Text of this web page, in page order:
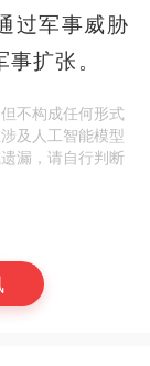
过军事威胁
扩张。
不构成任何形式
及人工智能模型
漏，请自行判断